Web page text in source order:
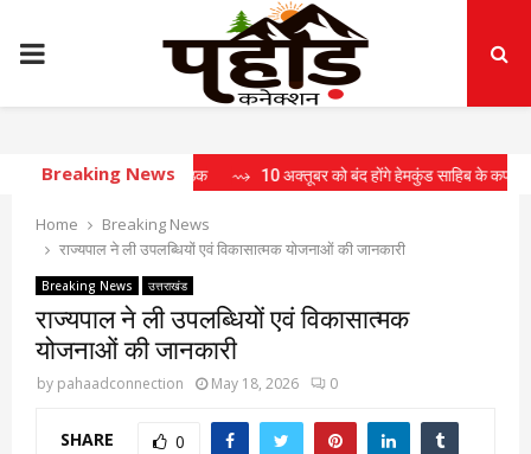
PRIMARY
MENU
Breaking News
वृद्धि के सम्बन्ध में बैठक ⇝ 10 अक्तूबर को बंद होंगे हेमकुंड साहिब के कपाट ⇝
Home
Breaking News
राज्यपाल ने ली उपलब्धियों एवं विकासात्मक योजनाओं की जानकारी
Breaking News उत्तराखंड
राज्यपाल ने ली उपलब्धियों एवं विकासात्मक
योजनाओं की जानकारी
by pahaadconnection May 18, 2026 0
SHARE 0